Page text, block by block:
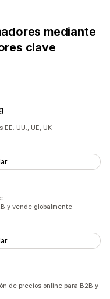
mediante
clave
UU., UE, UK
y vende globalmente
de precios online para B2B y